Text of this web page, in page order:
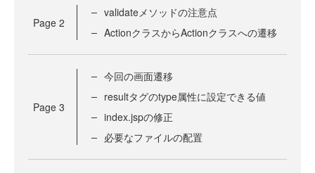
Page 2
validateメソッドの注意点
ActionクラスからActionクラスへの遷移
Page 3
今回の画面遷移
resultタグのtype属性に設定できる値
index.jspの修正
必要なファイルの配置